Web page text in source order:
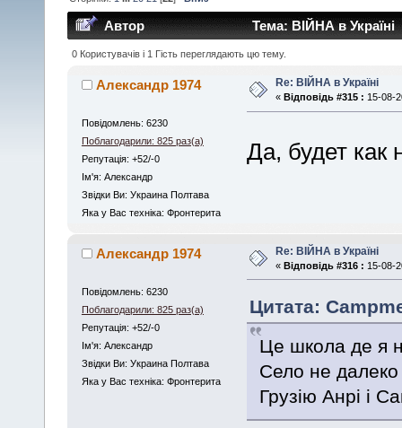
Автор Тема: ВІЙНА в Україні
0 Користувачів і 1 Гість переглядають цю тему.
Александр 1974
Повідомлень: 6230
Поблагодарили: 825 раз(а)
Репутація: +52/-0
Iм'я: Александр
Звідки Ви: Украина Полтава
Яка у Вас техніка: Фронтерита
Re: ВІЙНА в Україні
« Відповідь #315 : 15-08-
Да, будет как
Александр 1974
Повідомлень: 6230
Поблагодарили: 825 раз(а)
Репутація: +52/-0
Iм'я: Александр
Звідки Ви: Украина Полтава
Яка у Вас техніка: Фронтерита
Re: ВІЙНА в Україні
« Відповідь #316 : 15-08-
Цитата:
Це школа де я
Село не далеко
Грузію Анрі і